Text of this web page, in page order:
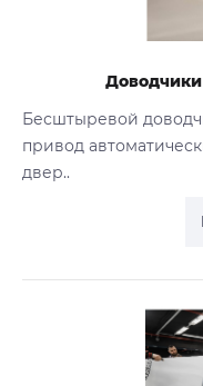
Доводчики
Бесштыревой
привод
двер..